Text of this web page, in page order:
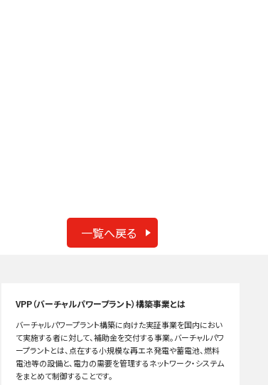
一覧へ戻る
VPP（バーチャルパワープラント）構築事業とは
バーチャルパワープラント構築に向けた実証事業を国内におい
て実施する者に対して、補助金を交付する事業。バーチャルパワ
ープラントとは、点在する小規模な再エネ発電や蓄電池、燃料
電池等の設備と、電力の需要を管理するネットワーク・システム
をまとめて制御することです。